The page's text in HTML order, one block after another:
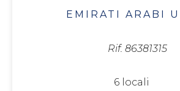
EMIRATI ARABI
Rif. 86381315
6 locali